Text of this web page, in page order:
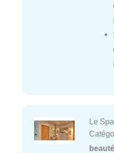
Le
beauté